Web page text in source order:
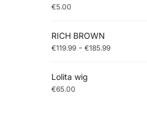
€5.00
RICH BROWN
€119.99 - €185.99
Lolita wig
€65.00